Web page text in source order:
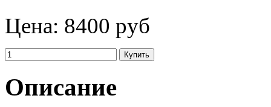
Цена: 8400 руб
Описание